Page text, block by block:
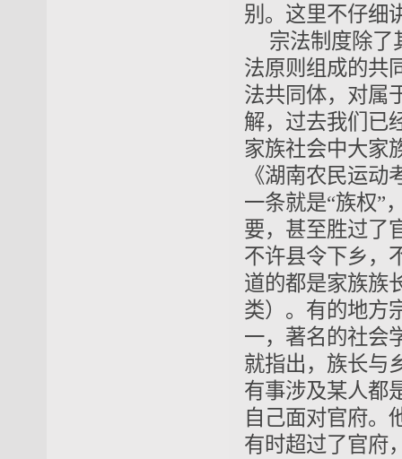
别。这里不仔细
宗法制度除了
法原则组成的共
法共同体，对属
解，过去我们已
家族社会中大家
《湖南农民运
一条就是“族权”
要，甚至胜过了
不许县令下乡，
道的都是家族族
类）。有的地方
一，著名的社会
就指出，族长与
有事涉及某人都
自己面对官府。
有时超过了官府